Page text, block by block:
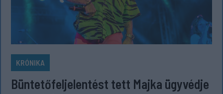
KRÓNIKA
Büntetőfeljelentést tett Majka ügyvédje